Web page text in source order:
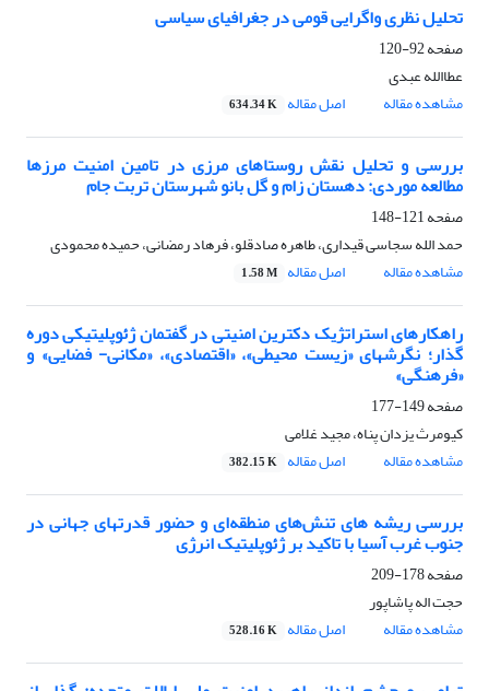
تحلیل نظری واگرایی قومی در جغرافیای سیاسی
صفحه92-120
عطاالله عبدی
مشاهده مقاله
اصل مقاله 634.34 K
بررسی و تحلیل نقش روستاهای مرزی در تامین امنیت مرزها
مطالعه موردی: دهستان زام و گل بانو شهرستان تربت جام
صفحه121-148
حمد الله سجاسی قیداری، طاهره صادقلو، فرهاد رمضانی، حمیده محمودی
مشاهده مقاله
اصل مقاله 1.58 M
راهکارهای استراتژیک دکترین امنیتی در گفتمان ژئوپلیتیکی دوره
گذار؛ نگرشهای «زیست محیطی»، «اقتصادی»، «مکانی- فضایی» و
«فرهنگی»
صفحه149-177
کیومرث یزدان پناه، مجید غلامی
مشاهده مقاله
اصل مقاله 382.15 K
بررسی ریشه های تنش‌های منطقه‌ای و حضور قدرتهای جهانی در
جنوب غرب آسیا با تاکید بر ژئوپلیتیک انرژی
صفحه178-209
حجت اله پاشاپور
مشاهده مقاله
اصل مقاله 528.16 K